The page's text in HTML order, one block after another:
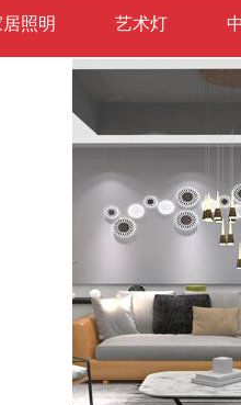
照明 艺术灯